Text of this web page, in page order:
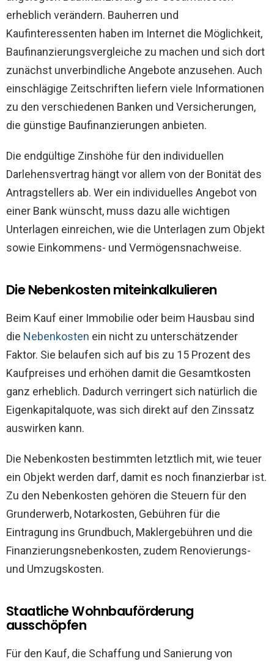
erheblich verändern. Bauherren und
Kaufinteressenten haben im Internet die Möglichkeit,
Baufinanzierungsvergleiche zu machen und sich dort
zunächst unverbindliche Angebote anzusehen. Auch
einschlägige Zeitschriften liefern viele Informationen
zu den verschiedenen Banken und Versicherungen,
die günstige Baufinanzierungen anbieten.
Die endgültige Zinshöhe für den individuellen
Darlehensvertrag hängt vor allem von der Bonität des
Antragstellers ab. Wer ein individuelles Angebot von
einer Bank wünscht, muss dazu alle wichtigen
Unterlagen einreichen, wie die Unterlagen zum Objekt
sowie Einkommens- und Vermögensnachweise.
Die Nebenkosten miteinkalkulieren
Beim Kauf einer Immobilie oder beim Hausbau sind
die Nebenkosten ein nicht zu unterschätzender
Faktor. Sie belaufen sich auf bis zu 15 Prozent des
Kaufpreises und erhöhen damit die Gesamtkosten
ganz erheblich. Dadurch verringert sich natürlich die
Eigenkapitalquote, was sich direkt auf den Zinssatz
auswirken kann.
Die Nebenkosten bestimmten letztlich mit, wie teuer
ein Objekt werden darf, damit es noch finanzierbar ist.
Zu den Nebenkosten gehören die Steuern für den
Grunderwerb, Notarkosten, Gebühren für die
Eintragung ins Grundbuch, Maklergebühren und die
Finanzierungsnebenkosten, zudem Renovierungs-
und Umzugskosten.
Staatliche Wohnbauförderung
ausschöpfen
Für den Kauf, die Schaffung und Sanierung von